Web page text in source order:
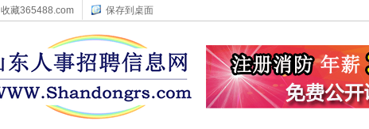
收藏365488.com 保存到桌面